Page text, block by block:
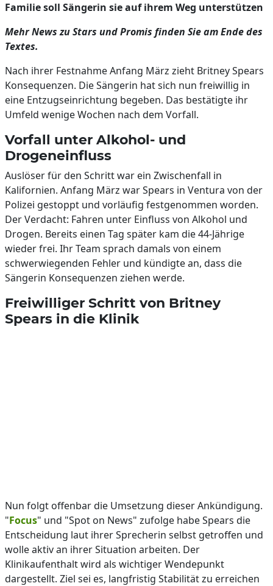
Familie soll Sängerin sie auf ihrem Weg unterstützen
Mehr News zu Stars und Promis finden Sie am Ende des
Textes.
Nach ihrer Festnahme Anfang März zieht Britney Spears
Konsequenzen. Die Sängerin hat sich nun freiwillig in
eine Entzugseinrichtung begeben. Das bestätigte ihr
Umfeld wenige Wochen nach dem Vorfall.
Vorfall unter Alkohol- und
Drogeneinfluss
Auslöser für den Schritt war ein Zwischenfall in
Kalifornien. Anfang März war Spears in Ventura von der
Polizei gestoppt und vorläufig festgenommen worden.
Der Verdacht: Fahren unter Einfluss von Alkohol und
Drogen. Bereits einen Tag später kam die 44-Jährige
wieder frei. Ihr Team sprach damals von einem
schwerwiegenden Fehler und kündigte an, dass die
Sängerin Konsequenzen ziehen werde.
Freiwilliger Schritt von Britney
Spears in die Klinik
Nun folgt offenbar die Umsetzung dieser Ankündigung.
"Focus" und "Spot on News" zufolge habe Spears die
Entscheidung laut ihrer Sprecherin selbst getroffen und
wolle aktiv an ihrer Situation arbeiten. Der
Klinikaufenthalt wird als wichtiger Wendepunkt
dargestellt. Ziel sei es, langfristig Stabilität zu erreichen